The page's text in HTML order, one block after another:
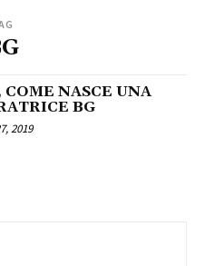
COME NASCE UNA
BG
2019